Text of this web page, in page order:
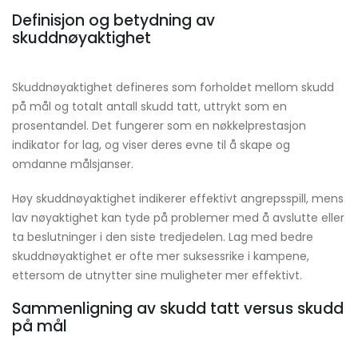
Definisjon og betydning av
skuddnøyaktighet
Skuddnøyaktighet defineres som forholdet mellom skudd
på mål og totalt antall skudd tatt, uttrykt som en
prosentandel. Det fungerer som en nøkkelprestasjon
indikator for lag, og viser deres evne til å skape og
omdanne målsjanser.
Høy skuddnøyaktighet indikerer effektivt angrepsspill, mens
lav nøyaktighet kan tyde på problemer med å avslutte eller
ta beslutninger i den siste tredjedelen. Lag med bedre
skuddnøyaktighet er ofte mer suksessrike i kampene,
ettersom de utnytter sine muligheter mer effektivt.
Sammenligning av skudd tatt versus skudd
på mål